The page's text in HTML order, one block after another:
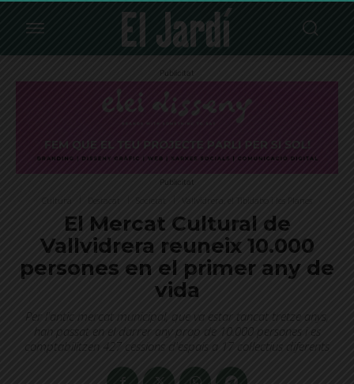
Publicitat
Publicitat
El Mercat Cultural de
Vallvidrera reuneix 10.000
persones en el primer any de
vida
Per l'antic mercat municipal, que va estar tancat tretze anys,
han passat en el darrer any prop de 10.000 persones i es
comptabilitzen 427 cessions d'espais a 17 col·lectius diferents